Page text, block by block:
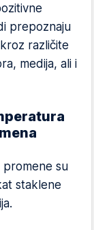
prepoznaju
različite
medija, ali i
promene su
staklene